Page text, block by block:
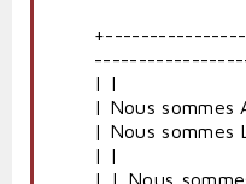
| |
| Nous sommes
| Nous sommes
| |
| | Nous